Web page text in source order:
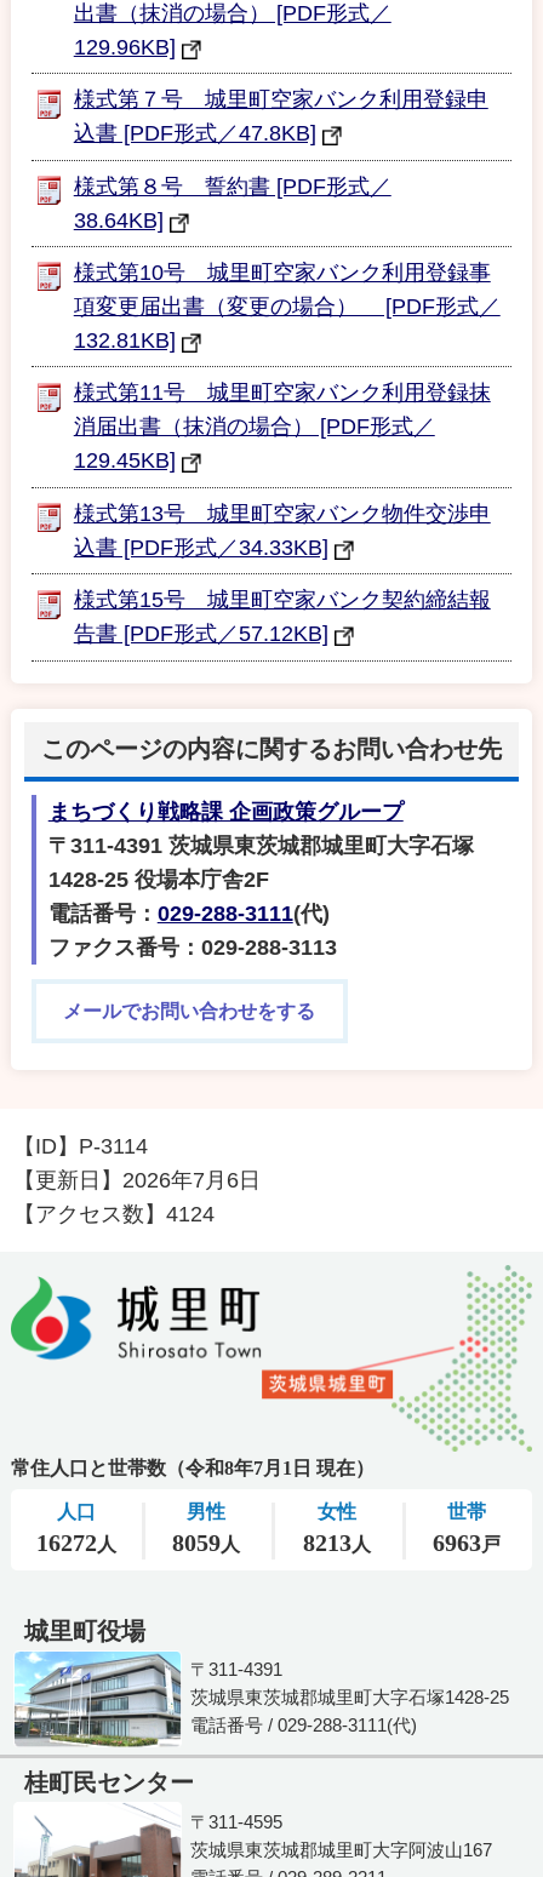
出書（抹消の場合） [PDF形式／
129.96KB]
様式第７号 城里町空家バンク利用登録申
込書 [PDF形式／47.8KB]
様式第８号 誓約書 [PDF形式／
38.64KB]
様式第10号 城里町空家バンク利用登録事
項変更届出書（変更の場合） [PDF形式／
132.81KB]
様式第11号 城里町空家バンク利用登録抹
消届出書（抹消の場合） [PDF形式／
129.45KB]
様式第13号 城里町空家バンク物件交渉申
込書 [PDF形式／34.33KB]
様式第15号 城里町空家バンク契約締結報
告書 [PDF形式／57.12KB]
このページの内容に関するお問い合わせ先
まちづくり戦略課 企画政策グループ
〒311-4391 茨城県東茨城郡城里町大字石塚
1428-25 役場本庁舎2F
電話番号： 029-288-3111(代)
ファクス番号：029-288-3113
メールでお問い合わせをする
【ID】 P-3114
【更新日】 2026年7月6日
【アクセス数】4124
城里町役場
〒311-4391
茨城県東茨城郡城里町大字石塚1428-25
電話番号 / 029-288-3111(代)
桂町民センター
〒311-4595
茨城県東茨城郡城里町大字阿波山167